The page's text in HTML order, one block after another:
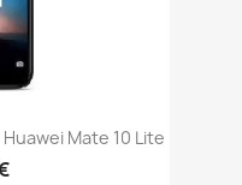
Mate 10 Lite